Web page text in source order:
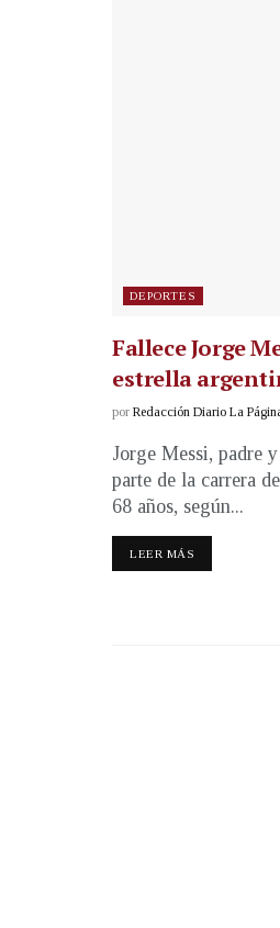
DEPORTES
Fallece Jorge
estrella
por Redacción Diario La
Jorge Messi, padre
parte de la carrera
68 años, según...
LEER MÁS